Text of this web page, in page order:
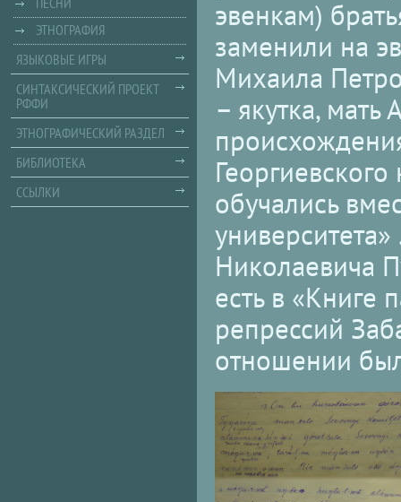
эвенкам)
заменили на
Михаила
– якутка, мать
обучались
Николаевича
есть в «Книге
репрессий
отношении
ЭТНОГРАФИЯ
ЯЗЫКОВЫЕ ИГРЫ
СИНТАКСИЧЕСКИЙ ПРОЕКТ
РФФИ
ЭТНОГРАФИЧЕСКИЙ РАЗДЕЛ
БИБЛИОТЕКА
ССЫЛКИ